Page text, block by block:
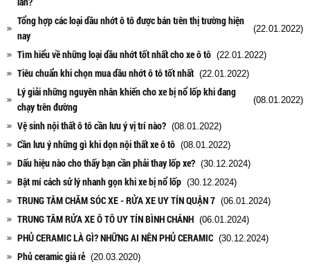
Tổng hợp các loại dầu nhớt ô tô được bán trên thị trường hiện
nay
(22.01.2022)
Tìm hiểu về những loại dầu nhớt tốt nhất cho xe ô tô (22.01.2022)
Tiêu chuẩn khi chọn mua dầu nhớt ô tô tốt nhất (22.01.2022)
Lý giải những nguyên nhân khiến cho xe bị nổ lốp khi đang
chạy trên đường
(08.01.2022)
Vệ sinh nội thất ô tô cần lưu ý vị trí nào? (08.01.2022)
Cần lưu ý những gì khi dọn nội thất xe ô tô (08.01.2022)
Dấu hiệu nào cho thấy bạn cần phải thay lốp xe? (30.12.2024)
Bật mí cách sử lý nhanh gọn khi xe bị nổ lốp (30.12.2024)
TRUNG TÂM CHĂM SÓC XE - RỬA XE UY TÍN QUẬN 7 (06.01.2024)
TRUNG TÂM RỬA XE Ô TÔ UY TÍN BÌNH CHÁNH (06.01.2024)
PHỦ CERAMIC LÀ GÌ? NHỮNG AI NÊN PHỦ CERAMIC (30.12.2024)
Phủ ceramic giá rẻ (20.03.2020)